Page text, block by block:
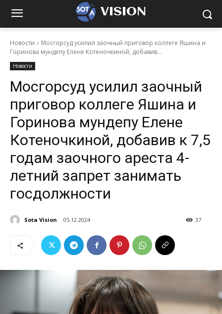
VISION
Новости
Мосгорсуд усилил заочный приговор коллеге Яшина и
Горинова мундепу Елене Котеночкиной, добавив...
Новости
Мосгорсуд усилил заочный
приговор коллеге Яшина и
Горинова мундепу Елене
Котеночкиной, добавив к 7,5
годам заочного ареста 4-
летний запрет занимать
госдолжности
Sota Vision 05.12.2024 37